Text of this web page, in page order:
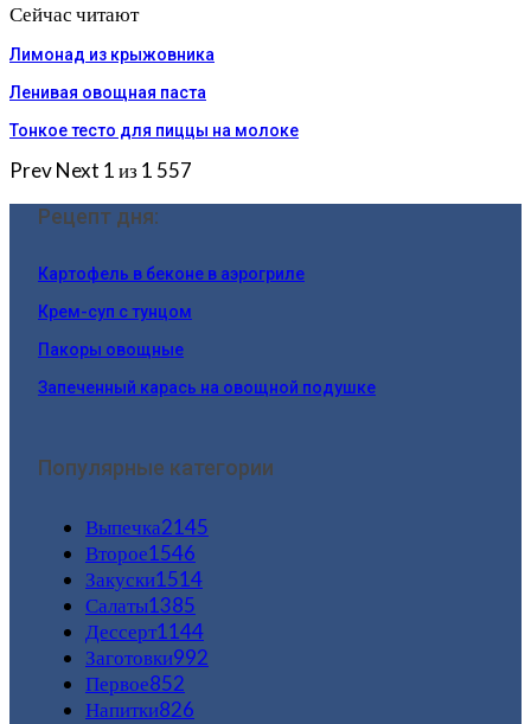
Сейчас читают
Лимонад из крыжовника
Ленивая овощная паста
Тонкое тесто для пиццы на молоке
PrevNext 1 из 1 557
Рецепт дня:
Картофель в беконе в аэрогриле
Крем-суп с тунцом
Пакоры овощные
Запеченный карась на овощной подушке
Популярные категории
Выпечка2145
Второе1546
Закуски1514
Салаты1385
Дессерт1144
Заготовки992
Первое852
Напитки826